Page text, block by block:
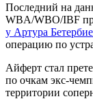
Последний на
WBA/WBO/IBF
у Артура
операцию по
Айферт стал
по очкам экс-
территории